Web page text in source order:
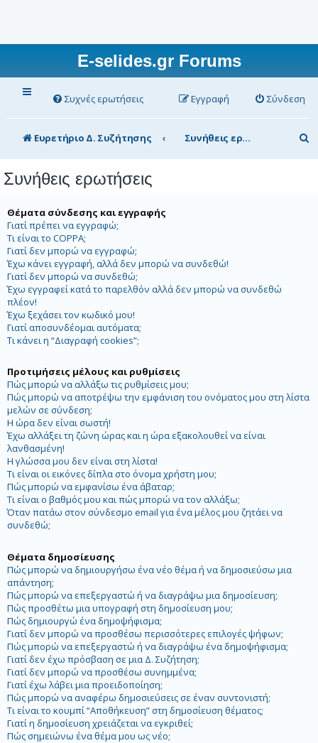
E-selides.gr Forums
Συχνές ερωτήσεις Σύνδεση
Εγγραφή
Ευρετήριο Δ. Συζήτησης Συνήθεις ερωτήσεις
ν
Συνήθεις ερωτήσεις
Θέματα σύνδεσης και εγγραφής
Γιατί πρέπει να εγγραφώ;
Τι είναι το COPPA;
Γιατί δεν μπορώ να εγγραφώ;
Έχω κάνει εγγραφή, αλλά δεν μπορώ να συνδεθώ!
Γιατί δεν μπορώ να συνδεθώ;
Έχω εγγραφεί κατά το παρελθόν αλλά δεν μπορώ να συνδεθώ
πλέον!
Έχω ξεχάσει τον κωδικό μου!
Γιατί αποσυνδέομαι αυτόματα;
Τι κάνει η “Διαγραφή cookies”;
Προτιμήσεις μέλους και ρυθμίσεις
Πώς μπορώ να αλλάξω τις ρυθμίσεις μου;
Πώς μπορώ να αποτρέψω την εμφάνιση του ονόματος μου στη λίστα
μελών σε σύνδεση;
Η ώρα δεν είναι σωστή!
Έχω αλλάξει τη ζώνη ώρας και η ώρα εξακολουθεί να είναι
λανθασμένη!
Η γλώσσα μου δεν είναι στη λίστα!
Τι είναι οι εικόνες δίπλα στο όνομα χρήστη μου;
Πώς μπορώ να εμφανίσω ένα άβαταρ;
Τι είναι ο βαθμός μου και πώς μπορώ να τον αλλάξω;
Όταν πατάω στον σύνδεσμο email για ένα μέλος μου ζητάει να
συνδεθώ;
Θέματα δημοσίευσης
Πώς μπορώ να δημιουργήσω ένα νέο θέμα ή να δημοσιεύσω μια
απάντηση;
Πώς μπορώ να επεξεργαστώ ή να διαγράψω μια δημοσίευση;
Πώς προσθέτω μια υπογραφή στη δημοσίευση μου;
Πώς δημιουργώ ένα δημοψήφισμα;
Γιατί δεν μπορώ να προσθέσω περισσότερες επιλογές ψήφων;
Πώς μπορώ να επεξεργαστώ ή να διαγράψω ένα δημοψήφισμα;
Γιατί δεν έχω πρόσβαση σε μια Δ. Συζήτηση;
Γιατί δεν μπορώ να προσθέσω συνημμένα;
Γιατί έχω λάβει μια προειδοποίηση;
Πώς μπορώ να αναφέρω δημοσιεύσεις σε έναν συντονιστή;
Τι είναι το κουμπί “Αποθήκευση” στη δημοσίευση θέματος;
Γιατί η δημοσίευση χρειάζεται να εγκριθεί;
Πώς σημειώνω ένα θέμα μου ως νέο;